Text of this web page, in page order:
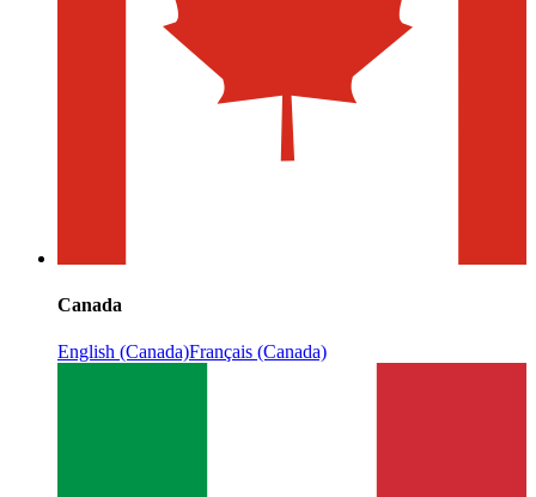
Canada
English (Canada)Français (Canada)